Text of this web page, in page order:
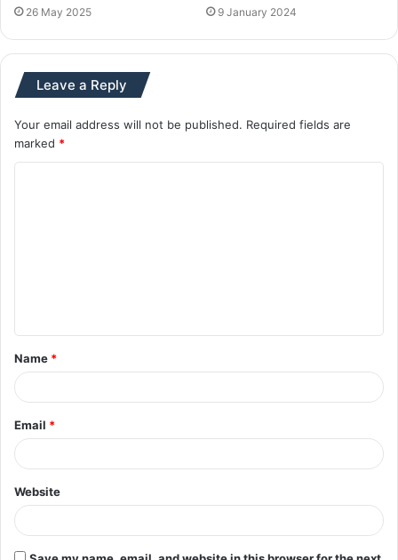
26 May 2025 9 January 2024
Leave a Reply
Your email address will not be published. Required fields are
marked *
t
*
Name *
Email *
Website